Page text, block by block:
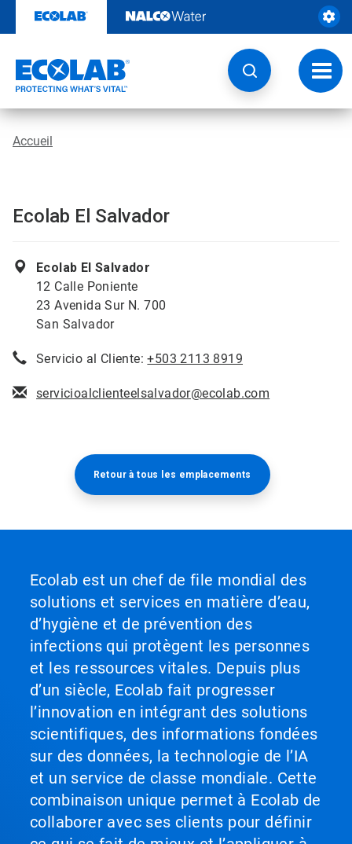
contenu​​​​​​​
à
Accueil
Ecolab El Salvador
Ecolab El Salvador
12 Calle Poniente
23 Avenida Sur N. 700
San Salvador
Servicio al Cliente:+503 2113 8919
servicioalclienteelsalvador@ecolab.com
Retour à tous les emplacements​​​​​​​
Ecolab est un chef de file mondial des
solutions et services en matière d’eau,
d’hygiène et de prévention des
infections qui protègent les personnes
et les ressources vitales. Depuis plus
d’un siècle, Ecolab fait progresser
l’innovation en intégrant des solutions
scientifiques, des informations fondées
sur des données, la technologie de l’IA
et un service de classe mondiale. Cette
combinaison unique permet à Ecolab de
collaborer avec ses clients pour définir